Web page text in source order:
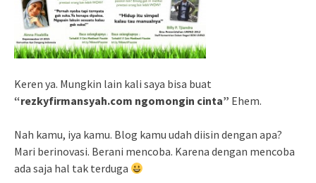
Keren ya. Mungkin lain kali saya bisa buat
“rezkyfirmansyah.com ngomongin cinta” Ehem.
Nah kamu, iya kamu. Blog kamu udah diisin dengan apa?
Mari berinovasi. Berani mencoba. Karena dengan mencoba
ada saja hal tak terduga